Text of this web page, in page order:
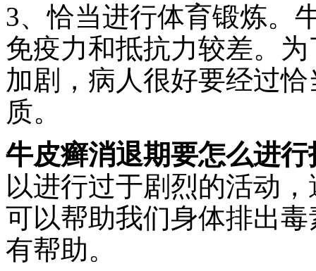
3、恰当进行体育锻炼。
免疫力和抵抗力较差。
加剧，病人很好要经过
质。
牛皮癣消退期要怎么进行
以进行过于剧烈的活动
可以帮助我们身体排出
有帮助。